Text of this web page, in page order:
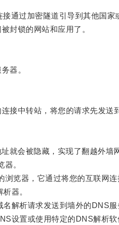
过加密隧道引导到其他国家
锁的网站和应用了。
器。
中转站，将您的请求先发送
会被隐藏，实现了翻越外墙网
。
览器，它通过将您的互联网连
器。
析请求发送到墙外的DNS服
置或使用特定的DNS解析软